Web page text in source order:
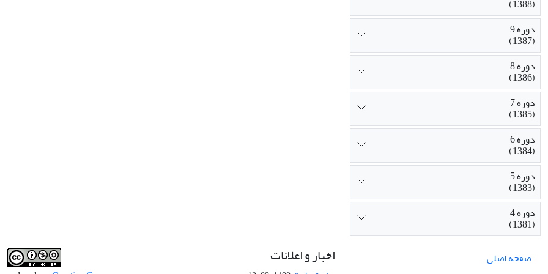
(1388)
دوره 9
(1387)
دوره 8
(1386)
دوره 7
(1385)
دوره 6
(1384)
دوره 5
(1383)
دوره 4
(1381)
صفحه اصلی
اخبار و اعلانات